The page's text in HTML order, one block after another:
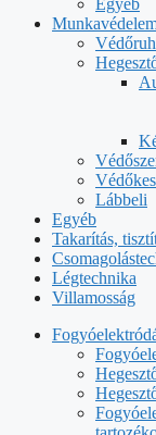
Egyéb
Lábbeli
Egyéb
Takarítás,
Légtechnika
Villamosság